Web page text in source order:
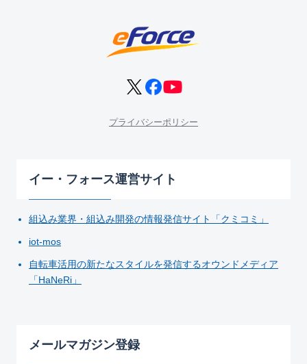
プライバシーポリシー
イー・フォース運営サイト
組込み業界・組込み開発の情報発信サイト「クミコミ」
iot-mos
自転車活用の新たなスタイルを発信するオウンドメディア
「HaNeRi」
メールマガジン登録